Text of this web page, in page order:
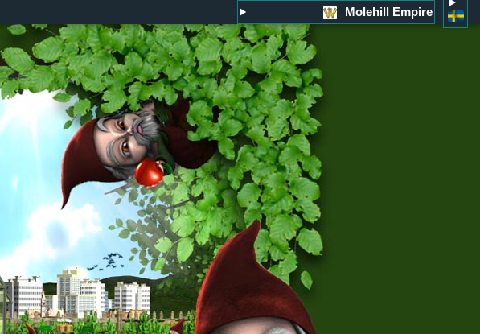
Molehill Empire